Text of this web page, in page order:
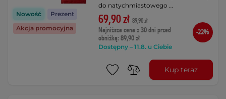
Nowość
Prezent
Akcja promocyjna
do natychmiastowego …
69,90 zł 89,90 zł
Najniższa cena z 30 dni przed
obniżką: 89,90 zł
Dostępny – 11.8. u Ciebie
-22%
Kup teraz